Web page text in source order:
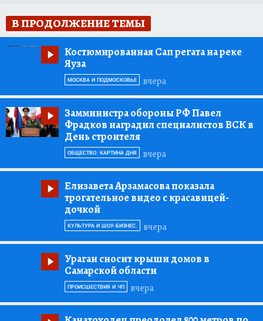
В ПРОДОЛЖЕНИЕ ТЕМЫ
Костюмированная Сап регата на реке
Яуза
вчера
МОСКВА И ПОДМОСКОВЬЕ
Замминистра обороны РФ Павел
Фрадков наградил специалистов ВСК в
День строителя
вчера
ОБЩЕСТВО: КАРТИНА ДНЯ
Елизавета Арзамасова показала
трогательное видео с красавицей-
дочкой
вчера
КУЛЬТУРА И ШОУ-БИЗНЕС.
Ураган сносит крыши домов в
Самарской области
вчера
ПРОИСШЕСТВИЯ И ЧП